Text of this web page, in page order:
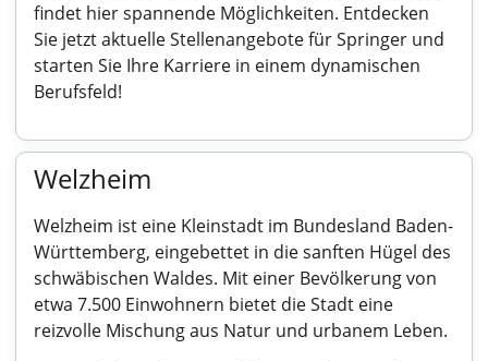
findet hier spannende Möglichkeiten. Entdecken
Sie jetzt aktuelle Stellenangebote für Springer und
starten Sie Ihre Karriere in einem dynamischen
Berufsfeld!
Welzheim
Welzheim ist eine Kleinstadt im Bundesland Baden-
Württemberg, eingebettet in die sanften Hügel des
schwäbischen Waldes. Mit einer Bevölkerung von
etwa 7.500 Einwohnern bietet die Stadt eine
reizvolle Mischung aus Natur und urbanem Leben.